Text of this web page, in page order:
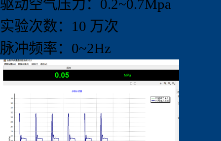
驱动空气压力：0.2~0.7Mpa
实验次数：10 万次
脉冲频率：0~2Hz